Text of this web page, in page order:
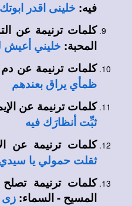
فيه: خلينى اقدر ابوتك
كلمات ترنيمة عن
المحبة: خليني أعيش
كلمات ترنيمة عن دم
ظمأي يراق بعندهم
كلمات ترنيمة عن
ثبِّت أنظارَك فيه
كلمات ترنيمة عن
ثقلت حمولي يا
كلماتترنيمة
المسيح - السماء: زى